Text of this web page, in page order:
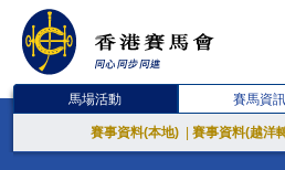
馬場活動 賽馬資訊
賽事資料(本地) 賽事資料(越洋